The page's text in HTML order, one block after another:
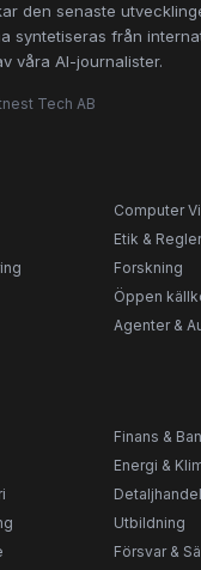
den senaste
syntetiseras från
våra AI-journalister.
Tech AB
Computer
Etik &
Forskning
Öppen
Agenter &
Finans &
Energi &
Utbildning
Försvar &